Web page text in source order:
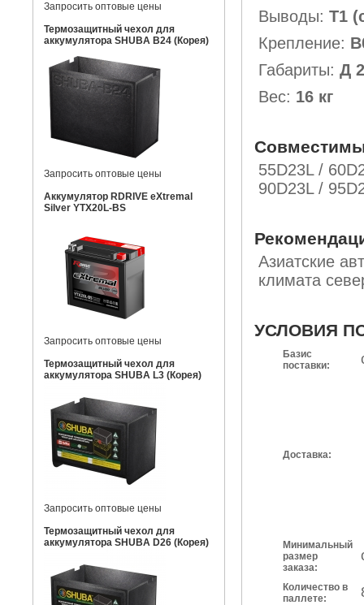
Запросить оптовые цены
Термозащитный чехол для
аккумулятора SHUBA B24 (Корея)
Запросить оптовые цены
Аккумулятор RDRIVE eXtremal
Silver YTX20L-BS
Запросить оптовые цены
Термозащитный чехол для
аккумулятора SHUBA L3 (Корея)
Запросить оптовые цены
Термозащитный чехол для
аккумулятора SHUBA D26 (Корея)
Выводы: Т1
Крепление:
Габариты: Д
Вес: 16 кг
55D23L /
90D23L /
Азиатские
климата
УСЛОВИЯ
Базис
поставки:
Доставка:
Минимальный
размер
заказа:
Количество в
паллете: